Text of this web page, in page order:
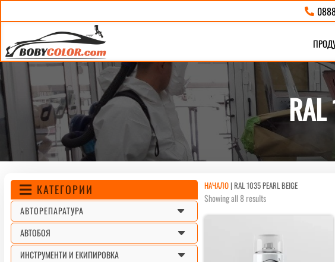

RAL
 КАТЕГОРИИ
C
АВТОРЕПАРАТУРА
C
АВТОБОЯ
C
ИНСТРУМЕНТИ И ЕКИПИРОВКА
НАЧАЛО |RAL 1035 PEARL BEIGE
Showing all 8 resultsSorted